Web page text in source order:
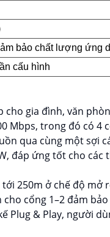
bảo chất lượng ứng
cấu hình
cho gia đình, văn
Mbps, trong đó có 4
qua cùng một sợi
đáp ứng tốt cho các
250m ở chế độ mở
cổng 1–2 đảm
Plug & Play, người